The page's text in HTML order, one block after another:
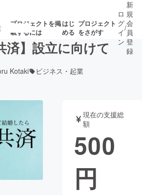
プロジェクトを掲
載するには
はじ
める
プロジェクト
をさがす
真
ー・ガジェット ゲーム・サ
ロ
グ
イ
ン
/
新
規
会
員
登
録
済】設立に向けて
Kotaki ビジネス・起業
現在の支援総
額
500
円